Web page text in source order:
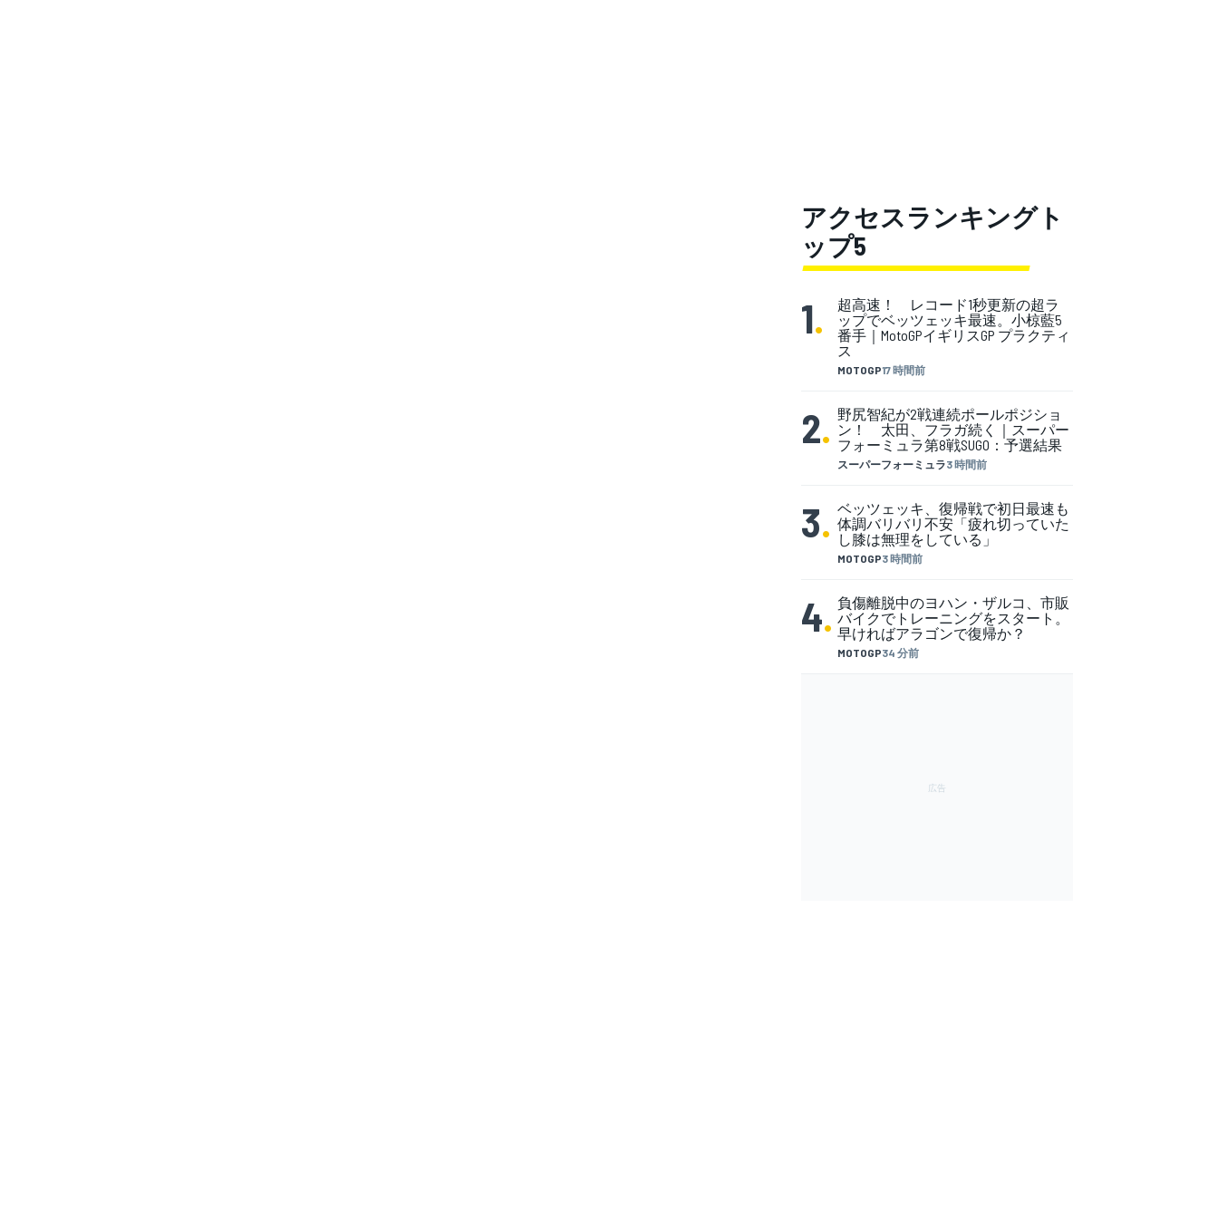
アクセスランキングト
ップ5
1.
MOTOGP17 時間前
超高速！ レコード1秒更新の超ラ
ップでベッツェッキ最速。小椋藍5
番手｜MotoGPイギリスGP プラクティ
ス
2.
スーパーフォーミュラ3 時間前
野尻智紀が2戦連続ポールポジショ
ン！ 太田、フラガ続く｜スーパー
フォーミュラ第8戦SUGO：予選結果
3.
MOTOGP3 時間前
ベッツェッキ、復帰戦で初日最速も
体調バリバリ不安「疲れ切っていた
し膝は無理をしている」
4.
MOTOGP34 分前
負傷離脱中のヨハン・ザルコ、市販
バイクでトレーニングをスタート。
早ければアラゴンで復帰か？